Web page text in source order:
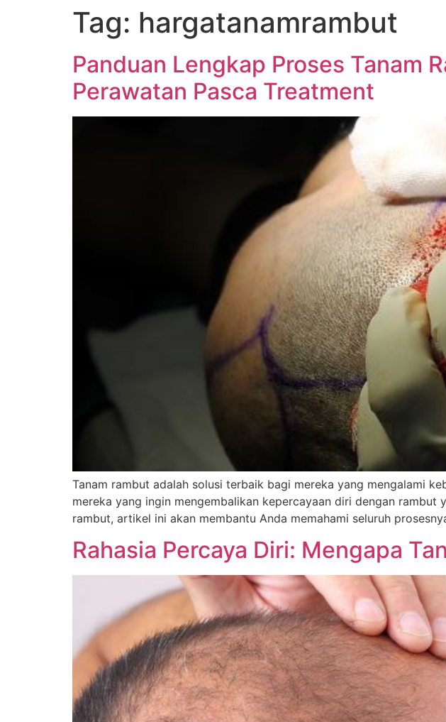
Tag: hargatanamrambut
Panduan Lengkap Proses Tanam
Perawatan Pasca Treatment
Tanam rambut adalah solusi terbaik bagi mereka yang mengalami
mereka yang ingin mengembalikan kepercayaan diri dengan
rambut, artikel ini akan membantu Anda memahami seluruh
Rahasia Percaya Diri: Mengapa